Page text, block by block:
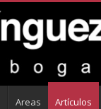
Areas Artículos